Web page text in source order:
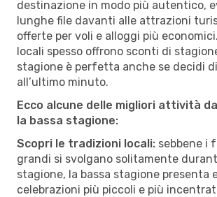
destinazione in modo più autentico,
lunghe file davanti alle attrazioni
offerte per voli e alloggi più
locali spesso offrono sconti di
stagione è perfetta anche se decidi
all’ultimo minuto.
Ecco alcune delle migliori attività
la bassa stagione:
Scopri le tradizioni locali: sebbene i
grandi si svolgano solitamente
stagione, la bassa stagione presenta
celebrazioni più piccoli e più